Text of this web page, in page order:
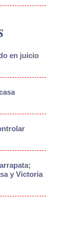
en juicio
y Victoria